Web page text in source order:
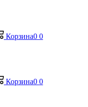
Корзина0 0
Корзина0 0